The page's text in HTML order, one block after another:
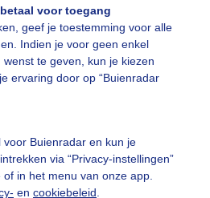
voor toegang
geef je toestemming voor alle
Indien je voor geen enkel
te geven, kun je kiezen
ervaring door op “Buienradar
Buienradar en kun je
via “Privacy-instellingen”
in het menu van onze app.
en cookiebeleid
Mijn weer